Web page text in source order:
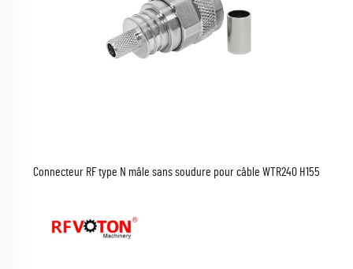
Connecteur RF type N mâle sans soudure pour câble WTR240 H155